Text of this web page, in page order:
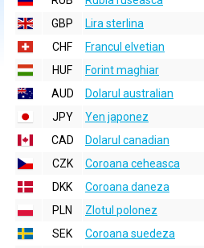
GBP
Lira sterlina
CHF
Francul elvetian
HUF
Forint maghiar
AUD
Dolarul australian
JPY
Yen japonez
CAD
Dolarul canadian
CZK
Coroana ceheasca
DKK
Coroana daneza
PLN
Zlotul polonez
SEK
Coroana suedeza